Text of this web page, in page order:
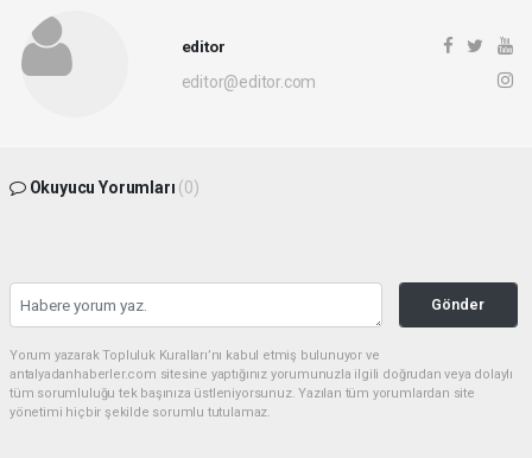
editor
editor@editor.com
Okuyucu Yorumları (0)
Gönder
Yorum yazarak Topluluk Kuralları’nı kabul etmiş bulunuyor ve
antalyadanhaberler.com sitesine yaptığınız yorumunuzla ilgili doğrudan veya dolaylı
tüm sorumluluğu tek başınıza üstleniyorsunuz. Yazılan tüm yorumlardan site
yönetimi hiçbir şekilde sorumlu tutulamaz.